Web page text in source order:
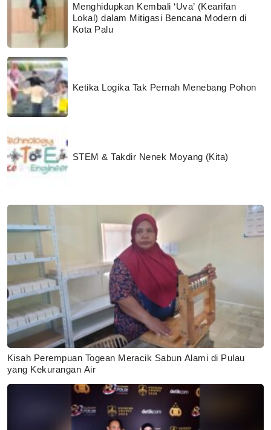
Menghidupkan Kembali ‘Uva’ (Kearifan
Lokal) dalam Mitigasi Bencana Modern di
Kota Palu
Ketika Logika Tak Pernah Menebang Pohon
STEM & Takdir Nenek Moyang (Kita)
Kisah Perempuan Togean Meracik Sabun Alami di Pulau
yang Kekurangan Air